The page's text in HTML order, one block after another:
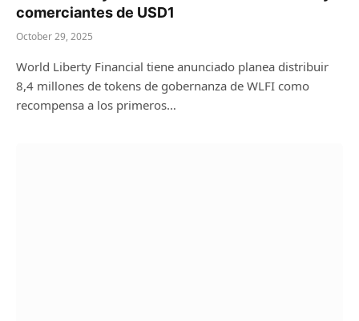
comerciantes de USD1
October 29, 2025
World Liberty Financial tiene anunciado planea distribuir
8,4 millones de tokens de gobernanza de WLFI como
recompensa a los primeros…